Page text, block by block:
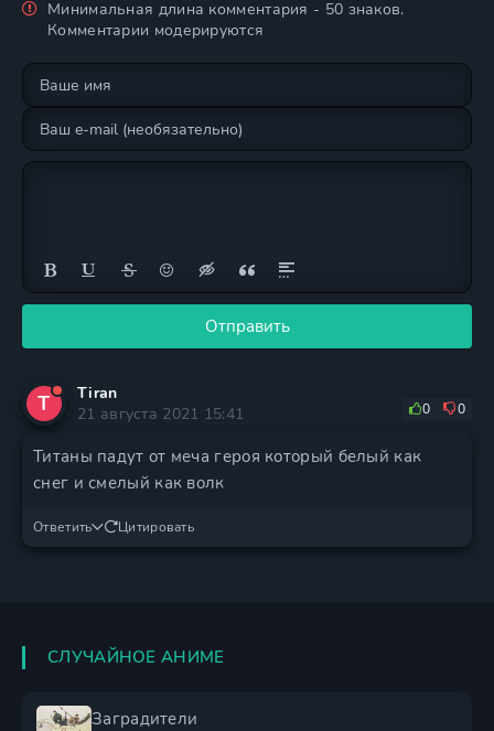
Минимальная длина комментария - 50 знаков.
Комментарии модерируются
Отправить
T
Tiran
21 августа 2021 15:41
0 0
Титаны падут от меча героя который белый как
снег и смелый как волк
Ответить Цитировать
СЛУЧАЙНОЕ АНИМЕ
Заградители